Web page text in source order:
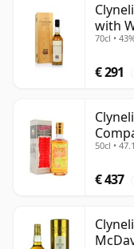
with
70cl •
€ 291
oud
50cl •
€ 437